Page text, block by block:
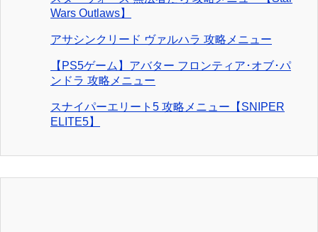
Wars Outlaws】
アサシンクリード ヴァルハラ 攻略メニュー
【PS5ゲーム】アバター フロンティア･オブ･パ
ンドラ 攻略メニュー
スナイパーエリート5 攻略メニュー【SNIPER
ELITE5】